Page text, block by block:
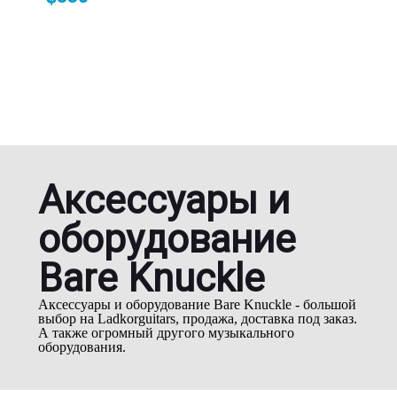
Аксессуары и
оборудование
Bare Knuckle
Аксессуары и оборудование Bare Knuckle - большой
выбор на Ladkorguitars, продажа, доставка под заказ.
А также огромный другого музыкального
оборудования.